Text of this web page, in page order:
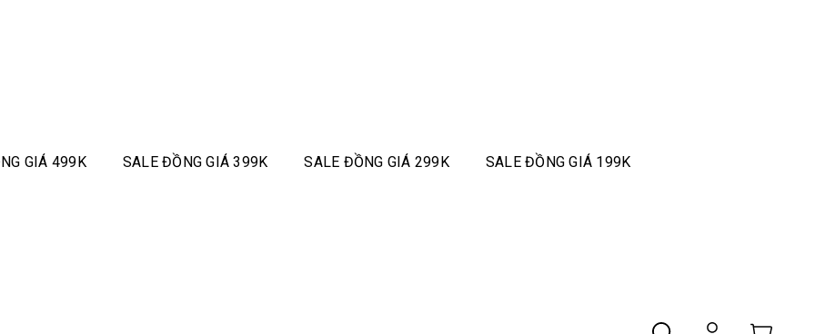
GIÁ 499K SALE ĐỒNG GIÁ 399K SALE ĐỒNG GIÁ 299K SALE ĐỒNG GIÁ 199K